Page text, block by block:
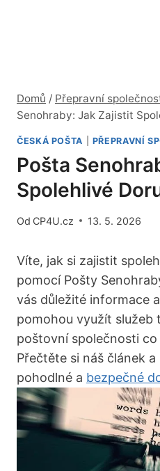
Domů / Přepravní
Senohraby: Jak Zajistit
ČESKÁ POŠTA PŘEPRAVNÍ
Pošta
Spolehlivé
Od CP4U.cz 13. 5. 2026
Víte, jak si zajistit
pomocí Pošty
vás důležité informace
pomohou využít služeb
poštovní společnosti
Přečtěte si náš článek
pohodlné a bezpečné